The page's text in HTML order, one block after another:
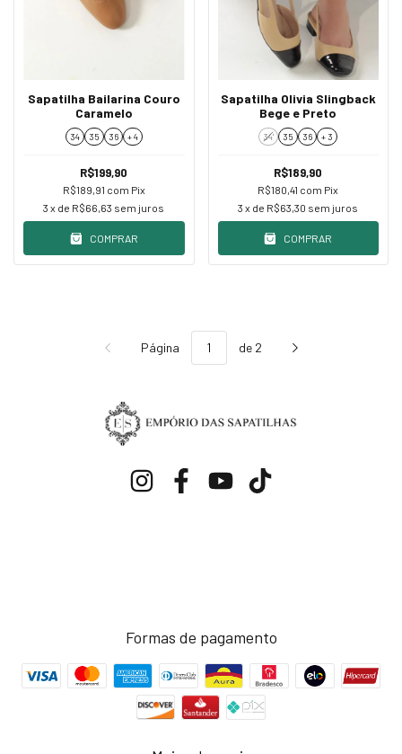
Sapatilha Bailarina Couro
Caramelo
34 35 36 + 4
R$199,90
R$189,91 com Pix
3 x de R$66,63 sem juros
COMPRAR
Sapatilha Olivia Slingback
Bege e Preto
34' 35 36 + 3
R$189,90
R$180,41 com Pix
3 x de R$63,30 sem juros
COMPRAR
Página de 2
Formas de pagamento